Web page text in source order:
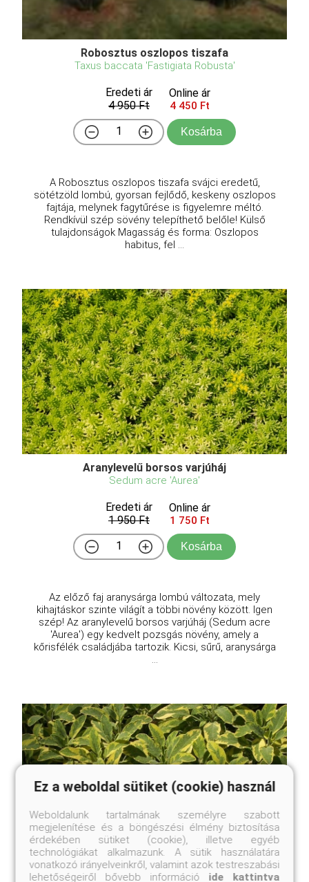
Robosztus oszlopos tiszafa
Taxus baccata 'Fastigiata Robusta'
Eredeti ár
4 950 Ft
Online ár
4 450 Ft
Kosárba
A Robosztus oszlopos tiszafa svájci eredetű,
sötétzöld lombú, gyorsan fejlődő, keskeny oszlopos
fajtája, melynek fagytűrése is figyelemre méltó.
Rendkívül szép sövény telepíthető belőle! Külső
tulajdonságok Magasság és forma: Oszlopos
habitus, fel ...
Aranylevelű borsos varjúháj
Sedum acre 'Aurea'
Eredeti ár
1 950 Ft
Online ár
1 750 Ft
Kosárba
Az előző faj aranysárga lombú változata, mely
kihajtáskor szinte világít a többi növény között. Igen
szép! Az aranylevelű borsos varjúháj (Sedum acre
'Aurea') egy kedvelt pozsgás növény, amely a
kőrisfélék családjába tartozik. Kicsi, sűrű, aranysárga
...
Ez a weboldal sütiket (cookie) használ
Weboldalunk tartalmának személyre szabott
megjelenítése és a böngészési élmény biztosítása
érdekében sütiket (cookie), illetve egyéb
technológiákat alkalmazunk. A sütik használatára
vonatkozó irányelveinkről, valamint azok testreszabási
lehetőségeiről bővebb információ ide kattintva